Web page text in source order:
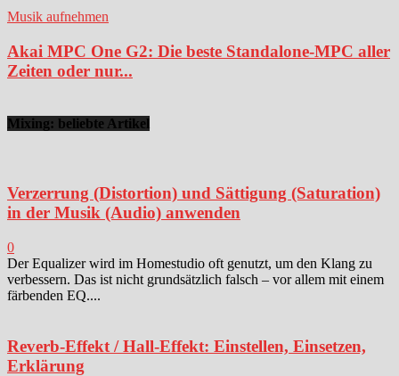
Musik aufnehmen
Akai MPC One G2: Die beste Standalone-MPC aller
Zeiten oder nur...
Mixing: beliebte Artikel
Verzerrung (Distortion) und Sättigung (Saturation)
in der Musik (Audio) anwenden
0
Der Equalizer wird im Homestudio oft genutzt, um den Klang zu
verbessern. Das ist nicht grundsätzlich falsch – vor allem mit einem
färbenden EQ....
Reverb-Effekt / Hall-Effekt: Einstellen, Einsetzen,
Erklärung